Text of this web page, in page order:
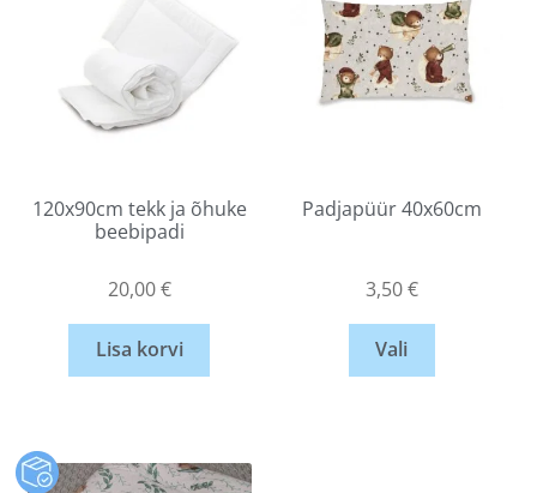
120x90cm tekk ja õhuke
beebipadi
20,00€
Lisa korvi
Padjapüür 40x60cm
3,50€
Vali